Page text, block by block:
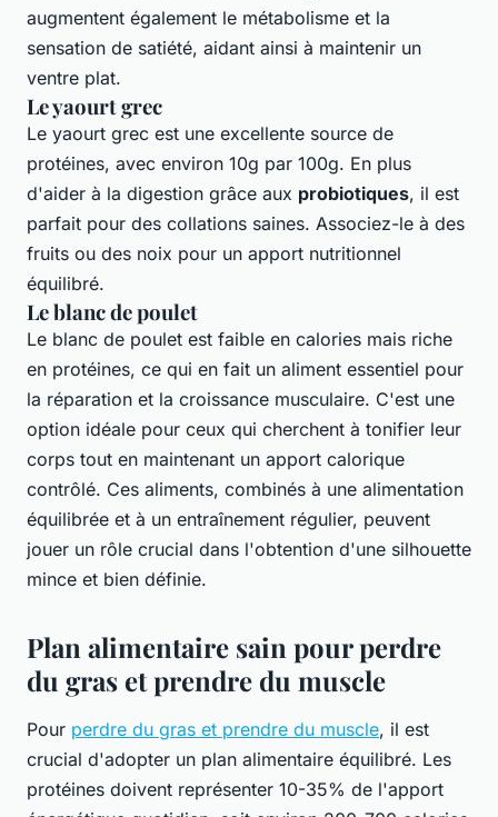
augmentent également le métabolisme et la
sensation de satiété, aidant ainsi à maintenir un
ventre plat.
Le yaourt grec
Le yaourt grec est une excellente source de
protéines, avec environ 10g par 100g. En plus
d'aider à la digestion grâce aux probiotiques, il est
parfait pour des collations saines. Associez-le à des
fruits ou des noix pour un apport nutritionnel
équilibré.
Le blanc de poulet
Le blanc de poulet est faible en calories mais riche
en protéines, ce qui en fait un aliment essentiel pour
la réparation et la croissance musculaire. C'est une
option idéale pour ceux qui cherchent à tonifier leur
corps tout en maintenant un apport calorique
contrôlé. Ces aliments, combinés à une alimentation
équilibrée et à un entraînement régulier, peuvent
jouer un rôle crucial dans l'obtention d'une silhouette
mince et bien définie.
Plan alimentaire sain pour perdre
du gras et prendre du muscle
Pour perdre du gras et prendre du muscle, il est
crucial d'adopter un plan alimentaire équilibré. Les
protéines doivent représenter 10-35% de l'apport